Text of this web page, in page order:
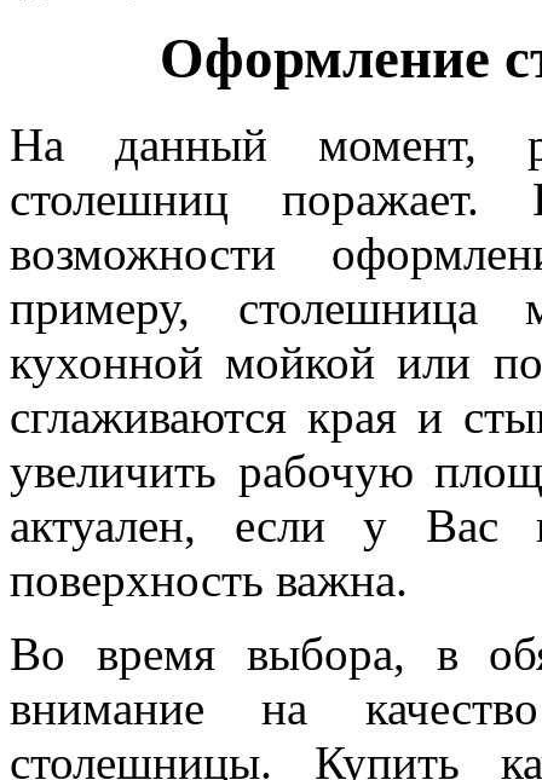
Оформление
На данный момент,
столешниц
возможности
примеру, столешница
кухонной мойкой или
сглаживаются края и
увеличить рабочую
актуален, если у Вас
поверхность важна.
Во время выбора, в
внимание на
столешницы. Купить